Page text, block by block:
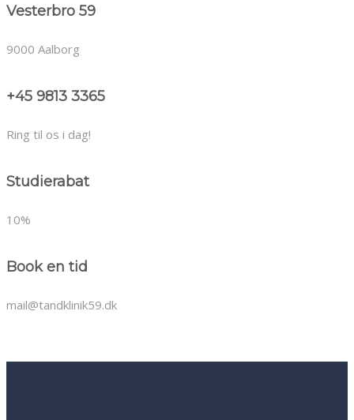
Vesterbro 59
9000 Aalborg
+45 9813 3365
Ring til os i dag!
Studierabat
10%
Book en tid
mail@tandklinik59.dk